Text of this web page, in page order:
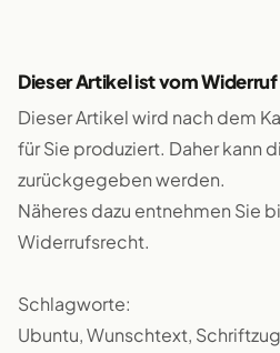
Dieser Artikel ist vom
Dieser Artikel wird nach dem
für Sie produziert. Daher kann
zurückgegeben werden.
Näheres dazu entnehmen Sie
Widerrufsrecht.
Schlagworte:
Ubuntu, Wunschtext,